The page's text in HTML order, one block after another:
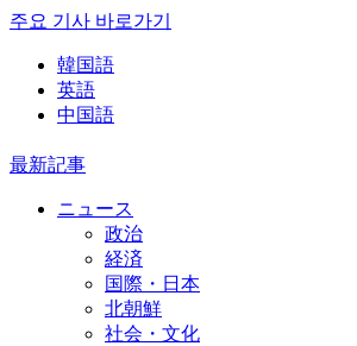
주요 기사 바로가기
韓国語
英語
中国語
最新記事
ニュース
政治
経済
国際・日本
北朝鮮
社会・文化